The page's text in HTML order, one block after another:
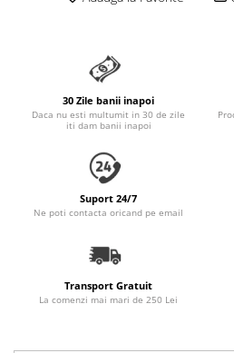
Identificare
Dresaj & Sport
30 Zile banii inapoi
Daca nu esti multumit in 30 de zile
iti dam banii inapoi
Suport 24/7
Ne poti contacta oricand pe email
Transport Gratuit
La comenzi mai mari de 250 Lei